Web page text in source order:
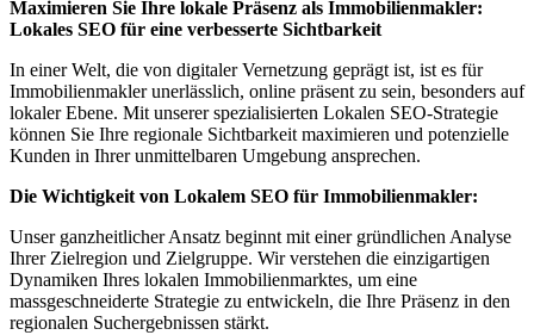
Maximieren Sie Ihre lokale Präsenz als Immobilienmakler:
Lokales SEO für eine verbesserte Sichtbarkeit
In einer Welt, die von digitaler Vernetzung geprägt ist, ist es für
Immobilienmakler unerlässlich, online präsent zu sein, besonders auf
lokaler Ebene. Mit unserer spezialisierten Lokalen SEO-Strategie
können Sie Ihre regionale Sichtbarkeit maximieren und potenzielle
Kunden in Ihrer unmittelbaren Umgebung ansprechen.
Die Wichtigkeit von Lokalem SEO für Immobilienmakler:
Unser ganzheitlicher Ansatz beginnt mit einer gründlichen Analyse
Ihrer Zielregion und Zielgruppe. Wir verstehen die einzigartigen
Dynamiken Ihres lokalen Immobilienmarktes, um eine
massgeschneiderte Strategie zu entwickeln, die Ihre Präsenz in den
regionalen Suchergebnissen stärkt.